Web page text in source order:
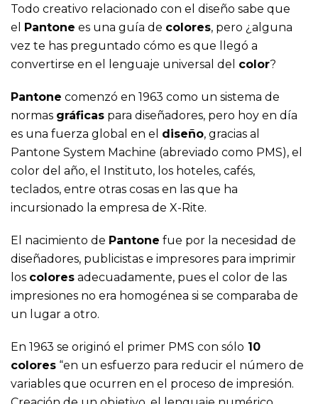
Todo creativo relacionado con el diseño sabe que
el Pantone es una guía de colores, pero ¿alguna
vez te has preguntado cómo es que llegó a
convertirse en el lenguaje universal del color?
Pantone comenzó en 1963 como un sistema de
normas gráficas para diseñadores, pero hoy en día
es una fuerza global en el diseño, gracias al
Pantone System Machine (abreviado como PMS), el
color del año, el Instituto, los hoteles, cafés,
teclados, entre otras cosas en las que ha
incursionado la empresa de X-Rite.
El nacimiento de Pantone fue por la necesidad de
diseñadores, publicistas e impresores para imprimir
los colores adecuadamente, pues el color de las
impresiones no era homogénea si se comparaba de
un lugar a otro.
En 1963 se originó el primer PMS con sólo 10
colores “en un esfuerzo para reducir el número de
variables que ocurren en el proceso de impresión.